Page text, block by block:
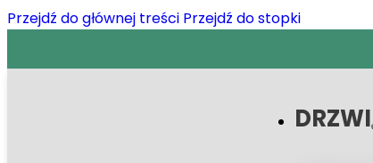
Przejdź do głównej treści Przejdź do stopki
DRZWI